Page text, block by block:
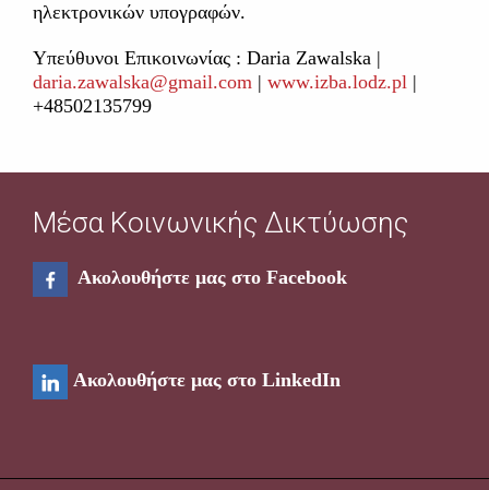
ηλεκτρονικών υπογραφών.
Υπεύθυνοι Επικοινωνίας : Daria Zawalska |
daria.zawalska@gmail.com | www.izba.lodz.pl |
+48502135799
Μέσα Κοινωνικής Δικτύωσης
Ακολουθήστε μας στο Facebook
Ακολουθήστε μας στο LinkedIn